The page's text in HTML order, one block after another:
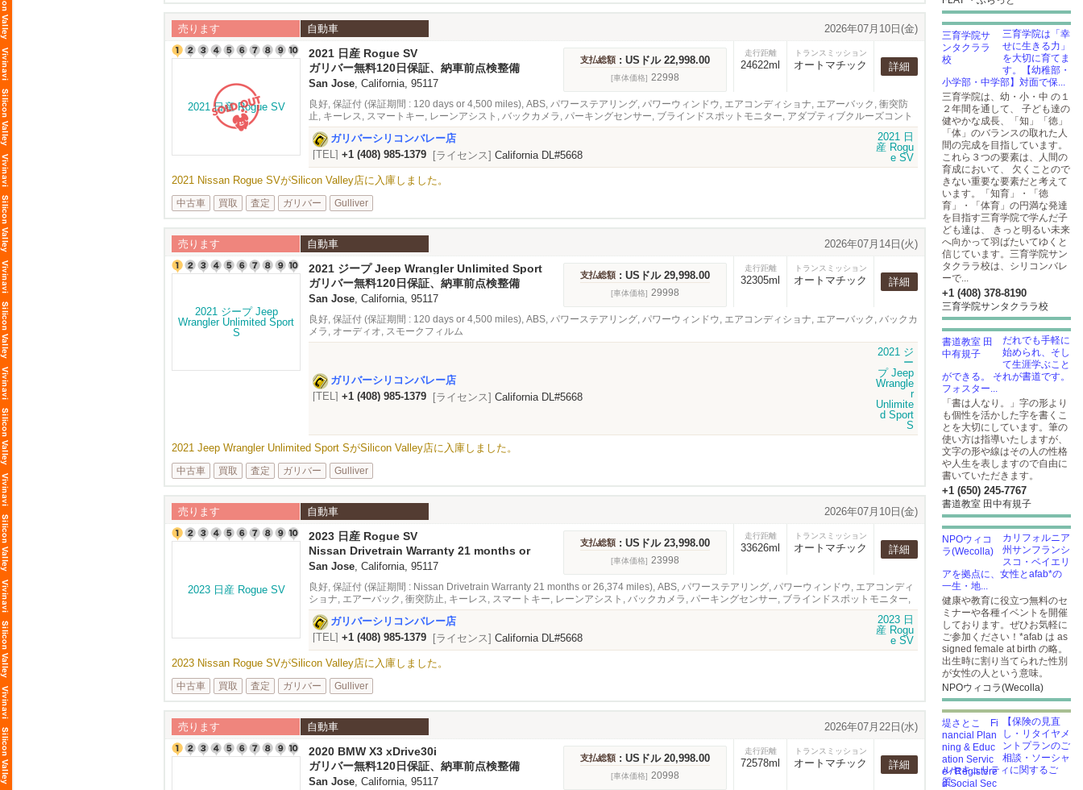
売ります 自動車 2026年07月10日(金)
2021 日産 Rogue SV
ガリバー無料120日保証、納車前点検整備
San Jose, California, 95117
支払総額 : USドル 22,998.00
[車体価格] 22998
走行距離
24622ml
トランスミッション
オートマチック 詳細
良好, 保証付 (保証期間 : 120 days or 4,500 miles), ABS, パワーステアリング, パワーウィンドウ, エアコンディショナ, エアーバック, 衝突防
止, キーレス, スマートキー, レーンアシスト, バックカメラ, パーキングセンサー, ブラインドスポットモニター, アダプティブクルーズコント
ロール, 緊急ブレーキシステム, オーディオ
ガリバーシリコンバレー店
[TEL] +1 (408) 985-1379 [ライセンス] California DL#5668
2021 Nissan Rogue SVがSilicon Valley店に入庫しました。
中古車 買取 査定 ガリバー Gulliver
売ります 自動車 2026年07月14日(火)
2021 ジープ Jeep Wrangler Unlimited Sport
S
ガリバー無料120日保証、納車前点検整備
San Jose, California, 95117
支払総額 : USドル 29,998.00
[車体価格] 29998
走行距離
32305ml
トランスミッション
オートマチック 詳細
良好, 保証付 (保証期間 : 120 days or 4,500 miles), ABS, パワーステアリング, パワーウィンドウ, エアコンディショナ, エアーバック, バックカ
メラ, オーディオ, スモークフィルム
ガリバーシリコンバレー店
[TEL] +1 (408) 985-1379 [ライセンス] California DL#5668
2021 Jeep Wrangler Unlimited Sport SがSilicon Valley店に入庫しました。
中古車 買取 査定 ガリバー Gulliver
売ります 自動車 2026年07月10日(金)
2023 日産 Rogue SV
Nissan Drivetrain Warranty 21 months or
26,374 miles
San Jose, California, 95117
支払総額 : USドル 23,998.00
[車体価格] 23998
走行距離
33626ml
トランスミッション
オートマチック 詳細
良好, 保証付 (保証期間 : Nissan Drivetrain Warranty 21 months or 26,374 miles), ABS, パワーステアリング, パワーウィンドウ, エアコンディ
ショナ, エアーバック, 衝突防止, キーレス, スマートキー, レーンアシスト, バックカメラ, パーキングセンサー, ブラインドスポットモニター,
アダプティブクルーズコントロール, 緊急ブレーキシステム, オーディオ
ガリバーシリコンバレー店
[TEL] +1 (408) 985-1379 [ライセンス] California DL#5668
2023 Nissan Rogue SVがSilicon Valley店に入庫しました。
中古車 買取 査定 ガリバー Gulliver
売ります 自動車 2026年07月22日(水)
2020 BMW X3 xDrive30i
ガリバー無料120日保証、納車前点検整備
San Jose, California, 95117
支払総額 : USドル 20,998.00
[車体価格] 20998
走行距離
72578ml
トランスミッション
オートマチック 詳細
三育学院は「幸
せに生きる力」
を大切に育てま
す。【幼稚部・
小学部・中学部】対面で保...
三育学院は、幼・小・中 の１
２年間を通して、 子ども達の
健やかな成長、「知」「徳」
「体」のバランスの取れた人
間の完成を目指しています。
これら３つの要素は、人間の
育成において、 欠くことので
きない重要な要素だと考えて
います。「知育」・「徳
育」・「体育」の円満な発達
を目指す三育学院で学んだ子
ども達は、 きっと明るい未来
へ向かって羽ばたいてゆくと
信じています。三育学院サン
タクララ校は、シリコンバレ
ーで...
+1 (408) 378-8190
三育学院サンタクララ校
だれでも手軽に
始められ、そし
て生涯学ぶこと
ができる。 それが書道です。
フォスター...
「書は人なり。」字の形より
も個性を活かした字を書くこ
とを大切にしています。筆の
使い方は指導いたしますが、
文字の形や線はその人の性格
や人生を表しますので自由に
書いていただきます。
+1 (650) 245-7767
書道教室 田中有規子
カリフォルニア
州サンフランシ
スコ・ベイエリ
アを拠点に、女性とafab*の
一生・地...
健康や教育に役立つ無料のセ
ミナーや各種イベントを開催
しております。ぜひお気軽に
ご参加ください！*afab は as
signed female at birth の略。
出生時に割り当てられた性別
が女性の人という意味。
NPOウィコラ(Wecolla)
【保険の見直
し・リタイヤメ
ントプランのご
相談・ソーシャ
ルセキュリティに関するご
質...